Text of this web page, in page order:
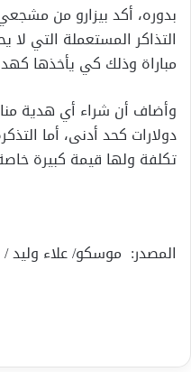
بدوره، أكد بيزارو من
التذاكر المستعملة التي
مباراة وذلك كي يأخذها
دولارات كحد أدنى، أما
تكلفة ولها قيمة كبيرة
المصدر: موسكو/ علاء وليد /